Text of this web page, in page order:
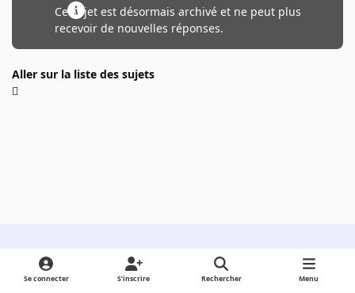
Ce sujet est désormais archivé et ne peut plus
recevoir de nouvelles réponses.
Aller sur la liste des sujets
Light ModeDark ModeSystem Preference
Se connecter S’inscrire Rechercher Menu